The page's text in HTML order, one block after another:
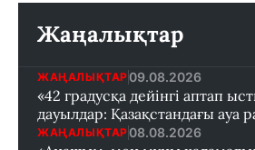
Жаңалықтар
ЖАҢАЛЫҚТАР 09.08.2026
«42 градусқа дейінгі аптап
дауылдар: Қазақстандағы ауа
ЖАҢАЛЫҚТАР 08.08.2026